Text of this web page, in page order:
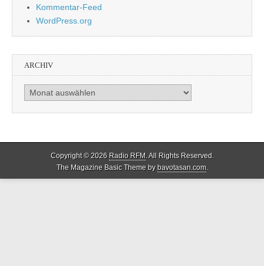
Kommentar-Feed
WordPress.org
ARCHIV
Archiv
Copyright © 2026 Radio RFM. All Rights Reserved.
The Magazine Basic Theme bybavotasan.com.